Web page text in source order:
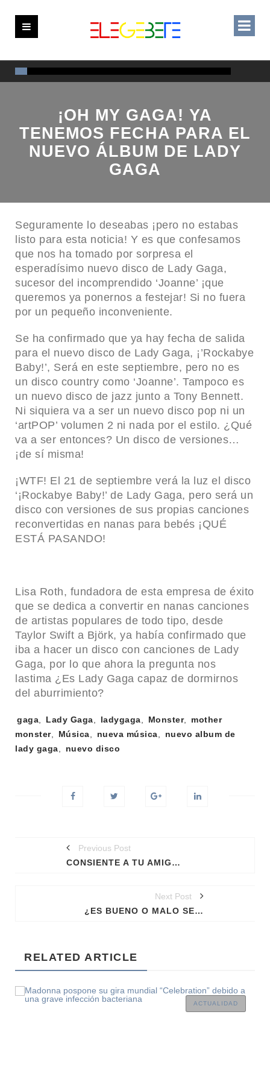
¡OH MY GAGA! YA
TENEMOS FECHA PARA EL
NUEVO ÁLBUM DE LADY
GAGA
Seguramente lo deseabas ¡pero no estabas
listo para esta noticia! Y es que confesamos
que nos ha tomado por sorpresa el
esperadísimo nuevo disco de Lady Gaga,
sucesor del incomprendido ‘Joanne’ ¡que
queremos ya ponernos a festejar! Si no fuera
por un pequeño inconveniente.
Se ha confirmado que ya hay fecha de salida
para el nuevo disco de Lady Gaga, ¡’Rockabye
Baby!’, Será en este septiembre, pero no es
un disco country como ‘Joanne’. Tampoco es
un nuevo disco de jazz junto a Tony Bennett.
Ni siquiera va a ser un nuevo disco pop ni un
‘artPOP’ volumen 2 ni nada por el estilo. ¿Qué
va a ser entonces? Un disco de versiones…
¡de sí misma!
¡WTF! El 21 de septiembre verá la luz el disco
‘¡Rockabye Baby!’ de Lady Gaga, pero será un
disco con versiones de sus propias canciones
reconvertidas en nanas para bebés ¡QUÉ
ESTÁ PASANDO!
Lisa Roth, fundadora de esta empresa de éxito
que se dedica a convertir en nanas canciones
de artistas populares de todo tipo, desde
Taylor Swift a Björk, ya había confirmado que
iba a hacer un disco con canciones de Lady
Gaga, por lo que ahora la pregunta nos
lastima ¿Es Lady Gaga capaz de dormirnos
del aburrimiento?
gaga Lady Gaga ladygaga Monster,
mother
monster, Música nueva música
nuevo album de
lady gaga
nuevo disco
Previous Post
CONSIENTE A TU AMIGO “DE ABAJO” CON ESTOS CONSEJOS
Next Post
¿ES BUENO O MALO SER GAY DE TRASERO GRANDE? ¡TIENES QUE SABER ESTO!
RELATED ARTICLE
ACTUALIDAD